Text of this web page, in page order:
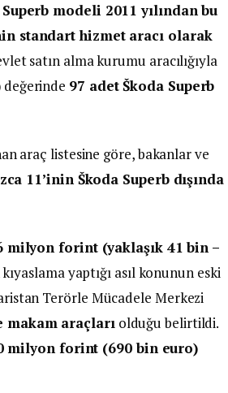
modeli 2011 yılından bu
standart hizmet aracı olarak
satın alma kurumu aracılığıyla
değerinde 97 adet Škoda Superb
araç listesine göre, bakanlar ve
11’inin Škoda Superb dışında
milyon forint (yaklaşık 41 bin –
yaptığı asıl konunun eski
Terörle Mücadele Merkezi
makam araçlarıolduğu belirtildi.
milyon forint (690 bin euro)